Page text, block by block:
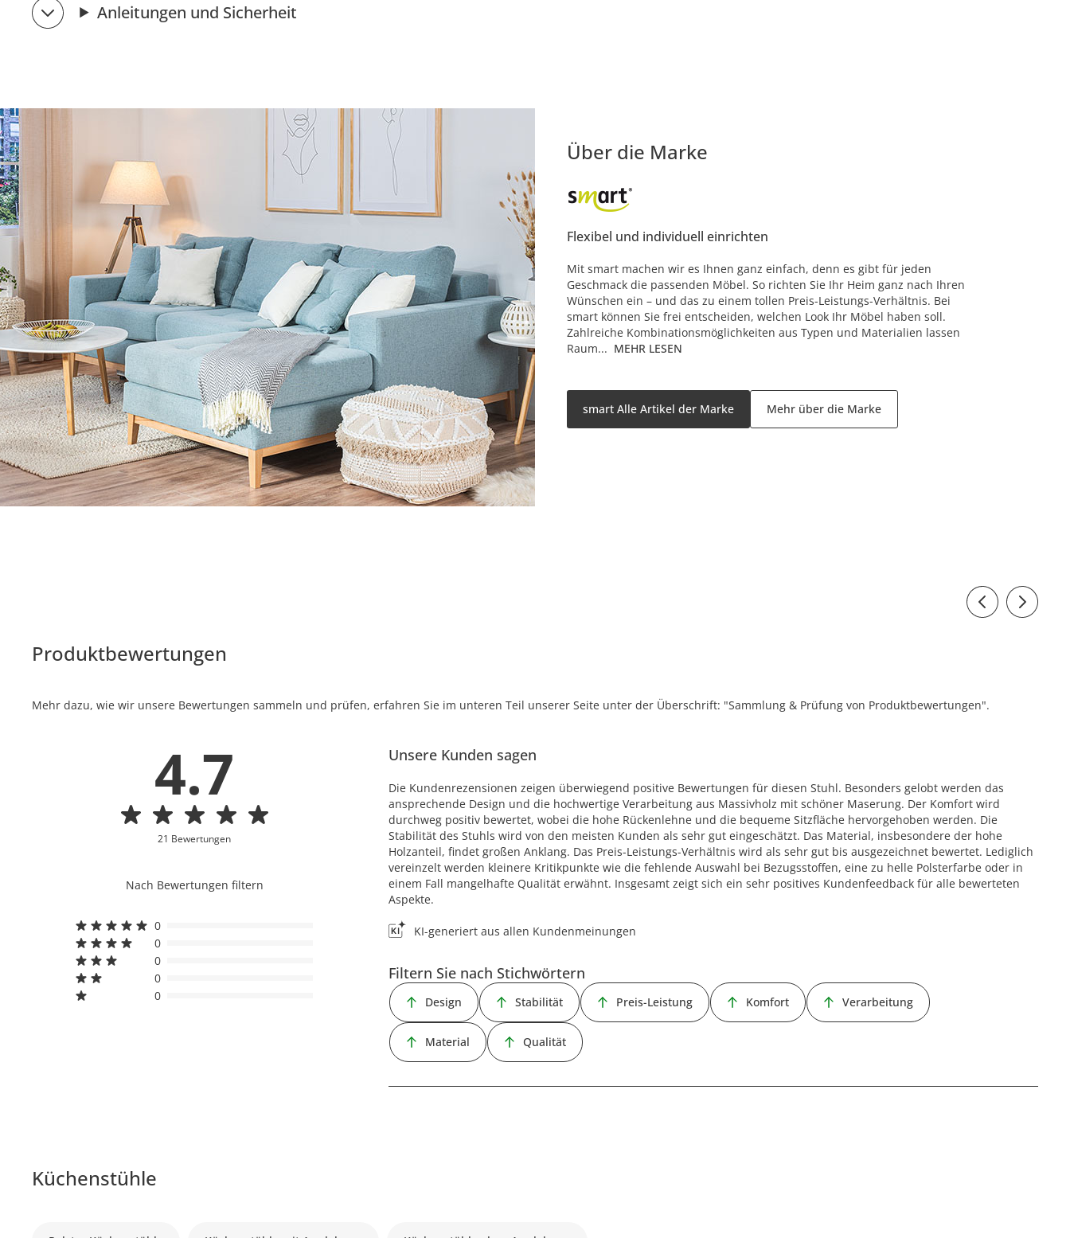
Anleitungen und Sicherheit
Über die Marke
Flexibel und individuell einrichten
Mit smart machen wir es Ihnen ganz einfach, denn es gibt für jeden
Geschmack die passenden Möbel. So richten Sie Ihr Heim ganz nach Ihren
Wünschen ein – und das zu einem tollen Preis-Leistungs-Verhältnis. Bei
smart können Sie frei entscheiden, welchen Look Ihr Möbel haben soll.
Zahlreiche Kombinationsmöglichkeiten aus Typen und Materialien lassen
Raum... MEHR LESEN
smart Alle Artikel der Marke Mehr über die Marke
Produktbewertungen
Mehr dazu, wie wir unsere Bewertungen sammeln und prüfen, erfahren Sie im unteren Teil unserer Seite unter der Überschrift: "Sammlung & Prüfung von Produktbewertungen".
4.7
21 Bewertungen
Nach Bewertungen filtern
0
0
0
0
0
Unsere Kunden sagen
Die Kundenrezensionen zeigen überwiegend positive Bewertungen für diesen Stuhl. Besonders gelobt werden das
ansprechende Design und die hochwertige Verarbeitung aus Massivholz mit schöner Maserung. Der Komfort wird
durchweg positiv bewertet, wobei die hohe Rückenlehne und die bequeme Sitzfläche hervorgehoben werden. Die
Stabilität des Stuhls wird von den meisten Kunden als sehr gut eingeschätzt. Das Material, insbesondere der hohe
Holzanteil, findet großen Anklang. Das Preis-Leistungs-Verhältnis wird als sehr gut bis ausgezeichnet bewertet. Lediglich
vereinzelt werden kleinere Kritikpunkte wie die fehlende Auswahl bei Bezugsstoffen, eine zu helle Polsterfarbe oder in
einem Fall mangelhafte Qualität erwähnt. Insgesamt zeigt sich ein sehr positives Kundenfeedback für alle bewerteten
Aspekte.
KI-generiert aus allen Kundenmeinungen
Filtern Sie nach Stichwörtern
Design Stabilität Preis-Leistung Komfort Verarbeitung
Material Qualität
Küchenstühle